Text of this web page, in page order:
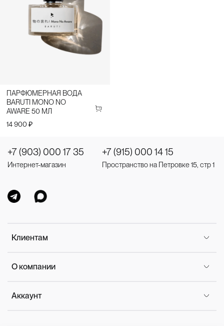
ПАРФЮМЕРНАЯ ВОДА
BARUTI MONO NO
AWARE 50 МЛ
14 900 ₽
Клиентам
О компании
Аккаунт
+7 (903) 000 17 35
Интернет-магазин
+7 (915) 000 14 15
Пространство на Петровке 15, стр 1